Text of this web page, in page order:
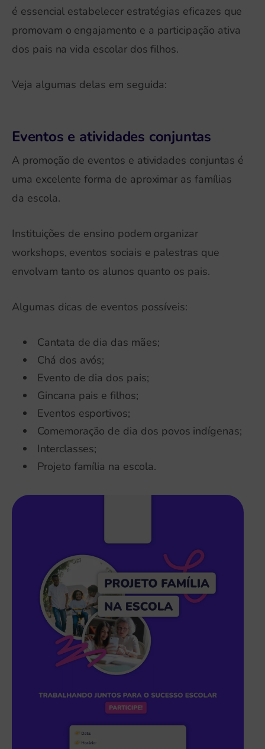
é essencial estabelecer estratégias eficazes que
promovam o engajamento e a participação ativa
dos pais na vida escolar dos filhos.
Veja algumas delas em seguida:
Eventos e atividades conjuntas
A promoção de eventos e atividades conjuntas é
uma excelente forma de aproximar as famílias
da escola.
Instituições de ensino podem organizar
workshops, eventos sociais e palestras que
envolvam tanto os alunos quanto os pais.
Algumas dicas de eventos possíveis:
Cantata de dia das mães;
Chá dos avós;
Evento de dia dos pais;
Gincana pais e filhos;
Eventos esportivos;
Comemoração de dia dos povos indígenas;
Interclasses;
Projeto família na escola.